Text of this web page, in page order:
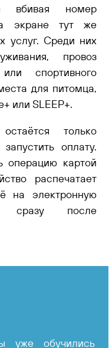
вбивая номер
экране тут же
услуг. Среди них
провоз
спортивного
для питомца,
или SLEEP+.
только
оплату.
операцию картой
распечатает
на электронную
сразу после
уже обучились